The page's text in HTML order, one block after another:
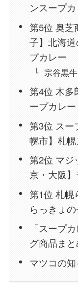
ンスープ
第5位 奥芝
子】北海
プカレー
宗谷黒
第4位 木多
ープカレー
第3位 スー
幌市】札
第2位 マジ
京・大阪】
第1位 札幌
らっきょ
「スープ
グ商品ま
マツコの